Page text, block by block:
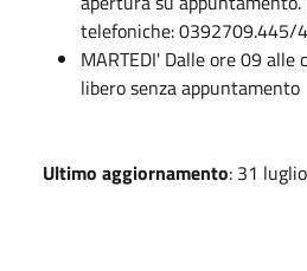
telefoniche: 0392709.445/
MARTEDI' Dalle ore 09 alle
libero senza appuntamento
Ultimo aggiornamento: 31